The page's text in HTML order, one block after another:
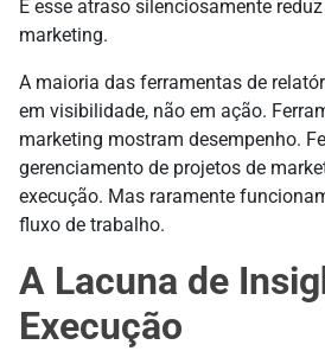
E esse atraso silenciosamente
marketing.
A maioria das ferramentas de
em visibilidade, não em ação.
marketing mostram desempenho.
gerenciamento de projetos de
execução. Mas raramente
fluxo de trabalho.
A Lacuna de
Execução